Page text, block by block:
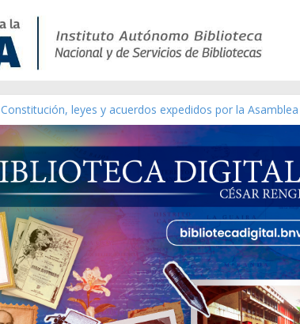
Constitución, leyes y acuerdos expedidos por la
Una Parálisis [material gráfico]
Modesta Bor Sánchez [material gráfico]
Gaceta Oficial de la República de Venezuela año CXXXIII
Catálogo temático de obras de Modesta Bor